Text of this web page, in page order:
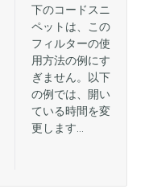
下のコードスニ
ペットは、この
フィルターの使
用方法の例にす
ぎません。以下
の例では、開い
ている時間を変
更します…